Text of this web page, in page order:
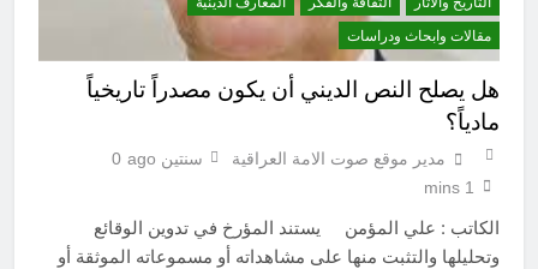
مقالات وابحاث ودراسات
هل يصلح النص الديني أن يكون مصدراً تاريخياً
مادياً؟
مدير موقع صوت الامة العراقية سنتين ago
0
1 mins
الكاتب : علي المؤمن يستند المؤرخ في تدوين الوقائع
وتحليلها والتثبت منها على مشاهداته أو مسموعاته الموثقة أو